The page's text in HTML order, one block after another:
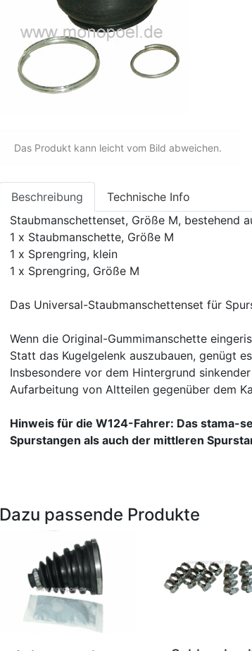
Das Produkt kann leicht vom Bild abweichen.
Beschreibung
Technische Info
Staubmanschettenset, Größe M, bestehend
1 x Staubmanschette, Größe M
1 x Sprengring, klein
1 x Sprengring, Größe M
Das Universal-Staubmanschettenset für
Wenn die Original-Gummimanschette
Statt das Kugelgelenk auszubauen, genügt
Insbesondere vor dem Hintergrund
Aufarbeitung von Altteilen gegenüber dem
Hinweis für die W124-Fahrer: Das stama-
Spurstangen als auch der mittleren
Dazu passende Produkte